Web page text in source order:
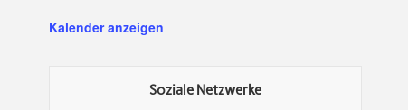
Kalender anzeigen
Soziale Netzwerke